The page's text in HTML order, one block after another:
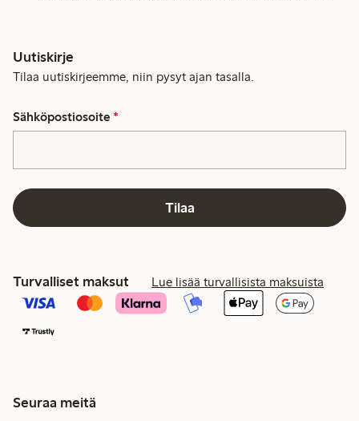
Uutiskirje
Tilaa uutiskirjeemme, niin pysyt ajan tasalla.
Sähköpostiosoite *
Tilaa
Turvalliset maksut Lue lisää turvallisista maksuista
Seuraa meitä